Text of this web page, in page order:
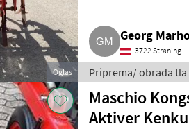
Oglas
Georg
3722 Straning
Priprema/ obrada
za obradu zemlje
Maschio
Aktiver